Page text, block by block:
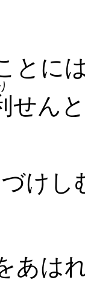
と​に
せん​
け​し
あは